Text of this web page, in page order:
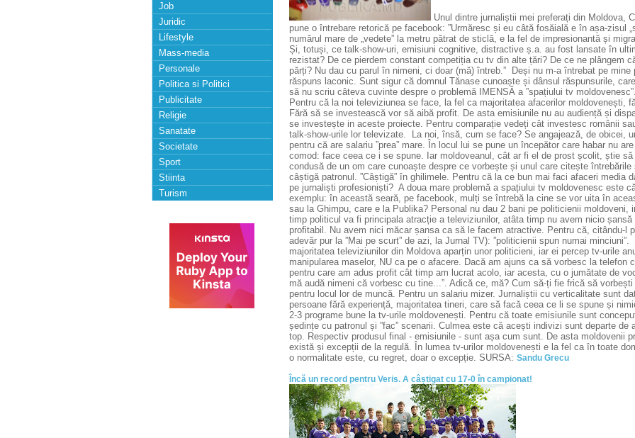
Job
Juridic
Lifestyle
Mass-media
Personale
Politica si Politici
Publicitate
Religie
Sanatate
Societate
Sport
Stiinta
Turism
Unul dintre jurnaliștii mei preferați din Moldova,
pune o întrebare retorică pe facebook: ”Urmăresc și eu câtă fosăială e în așa-zisul
numărul mare de „vedete” la metru pătrat de sticlă, e la fel de impresionantă și
Și, totuși, ce talk-show-uri, emisiuni cognitive, distractive ș.a. au fost lansate în
rezistat? De ce pierdem constant competiția cu tv din alte țări? De ce ne plângem
părți? Nu dau cu parul în nimeni, ci doar (mă) întreb.” Deși nu m-a întrebat pe
răspuns laconic. Sunt sigur că domnul Tănase cunoaște și dânsul răspunsurile,
să nu scriu câteva cuvinte despre o problemă IMENSĂ a ”spațiului tv
Pentru că la noi televiziunea se face, la fel ca majoritatea afacerilor moldovenești,
Fără să se investească vor să aibă profit. De asta emisiunile nu au audiență și
se investește in aceste proiecte. Pentru comparație vedeți cât investesc românii
talk-show-urile lor televizate. La noi, însă, cum se face? Se angajează, de obicei,
pentru că are salariu ”prea” mare. În locul lui se pune un începător care habar nu
comod: face ceea ce i se spune. Iar moldoveanul, cât ar fi el de prost școlit, știe
condusă de un om care cunoaște despre ce vorbește și unul care citește
câștigă patronul. ”Câștigă” în ghilimele. Pentru că la ce bun mai faci afaceri media
pe jurnaliști profesioniști? A doua mare problemă a spațiului tv moldovenesc este
exemplu: în această seară, pe facebook, mulți se întrebă la cine se vor uita în
sau la Ghimpu, care e la Publika? Personal nu dau 2 bani pe politicienii moldoveni,
timp politicul va fi principala atracție a televiziunilor, atâta timp nu avem nicio
profitabil. Nu avem nici măcar șansa ca să le facem atractive. Pentru că, citându-l
adevăr pur la ”Mai pe scurt” de azi, la Jurnal TV): ”politicienii spun numai
majoritatea televiziunilor din Moldova aparțin unor politicieni, iar ei percep tv-urile
manipularea maselor, NU ca pe o afacere. Dacă am ajuns ca să vorbesc la telefon
pentru care am adus profit cât timp am lucrat acolo, iar acesta, cu o jumătate de
mă audă nimeni că vorbesc cu tine...”. Adică ce, mă? Cum să-ți fie frică să
pentru locul lor de muncă. Pentru un salariu mizer. Jurnaliștii cu verticalitate sunt
persoane fără experiență, majoritatea tineri, care să facă ceea ce li se spune și
2-3 programe bune la tv-urile moldovenești. Pentru că toate emisiunile sunt
ședințe cu patronul și ”fac” scenarii. Culmea este că acești indivizi sunt departe
top. Respectiv produsul final - emisiunile - sunt așa cum sunt. De asta
există și excepții de la regulă. În lumea tv-urilor moldovenești e la fel ca în toate
o normalitate este, cu regret, doar o excepție. SURSA: Sandu Grecu
Încă un record pentru Veris. A câștigat cu 17-0 în campionat!